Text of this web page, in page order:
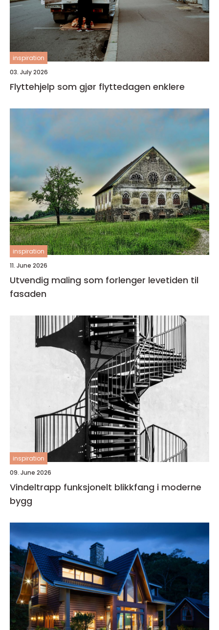
inspiration
03. July 2026
Flyttehjelp som gjør flyttedagen enklere
inspiration
11. June 2026
Utvendig maling som forlenger levetiden til
fasaden
inspiration
09. June 2026
Vindeltrapp funksjonelt blikkfang i moderne
bygg